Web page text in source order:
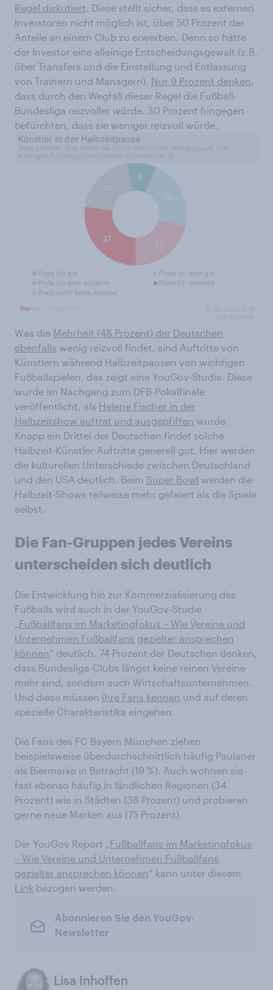
Regel diskutiert. Diese stellt sicher, dass es externen
Inverstoren nicht möglich ist, über 50 Prozent der
Anteile an einem Club zu erwerben. Denn so hätte
der Investor eine alleinige Entscheidungsgewalt (z.B.
über Transfers und die Einstellung und Entlassung
von Trainern und Managern). Nur 9 Prozent denken ,
dass durch den Wegfall dieser Regel die Fußball-
Bundesliga reizvoller würde. 30 Prozent hingegen
befürchten, dass sie weniger reizvoll würde.
Was die Mehrheit (48 Prozent) der Deutschen
ebenfalls wenig reizvoll findet, sind Auftritte von
Künstlern während Halbzeitpausen von wichtigen
Fußballspielen, das zeigt eine YouGov-Studie. Diese
wurde im Nachgang zum DFB-Pokalfinale
veröffentlicht, als Helene Fischer in der
Halbzeitshow auftrat und ausgepfiffen wurde.
Knapp ein Drittel der Deutschen findet solche
Halbzeit-Künstler-Auftritte generell gut. Hier werden
die kulturellen Unterschiede zwischen Deutschland
und den USA deutlich. Beim Super Bowl werden die
Halbzeit-Shows teilweise mehr gefeiert als die Spiele
selbst.
Die Fan-Gruppen jedes Vereins
unterscheiden sich deutlich
Die Entwicklung hin zur Kommerzialisierung des
Fußballs wird auch in der YouGov-Studie
„Fußballfans im Marketingfokus – Wie Vereine und
Unternehmen Fußballfans gezielter ansprechen
können“ deutlich. 74 Prozent der Deutschen denken,
dass Bundesliga-Clubs längst keine reinen Vereine
mehr sind, sondern auch Wirtschaftsunternehmen.
Und diese müssen ihre Fans kennen und auf deren
spezielle Charakteristika eingehen.
Die Fans des FC Bayern München ziehen
beispielsweise überdurchschnittlich häufig Paulaner
als Biermarke in Betracht (19 %). Auch wohnen sie
fast ebenso häufig in ländlichen Regionen (34
Prozent) wie in Städten (38 Prozent) und probieren
gerne neue Marken aus (75 Prozent).
Der YouGov Report „Fußballfans im Marketingfokus
– Wie Vereine und Unternehmen Fußballfans
gezielter ansprechen können“ kann unter diesem
Link bezogen werden.
Abonnieren Sie den YouGov-
Newsletter
Lisa Inhoffen